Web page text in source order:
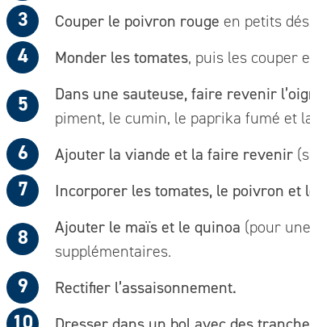
Couper le poivron rouge en petits
Monder les tomates, puis les couper
Dans une sauteuse, faire revenir
piment, le cumin, le paprika fumé et
Ajouter la viande et la faire revenir
Incorporer les tomates, le poivron et
Ajouter le maïs et le quinoa (pour
supplémentaires.
Rectifier l’assaisonnement.